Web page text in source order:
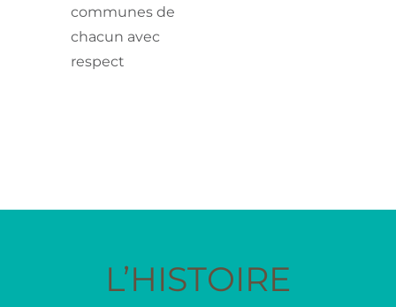
communes de
chacun avec
respect
L’HISTOIRE